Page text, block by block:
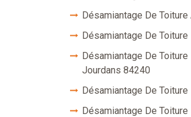
Désamiantage De
Désamiantage De
Désamiantage De
Jourdans 84240
Désamiantage De
Désamiantage De